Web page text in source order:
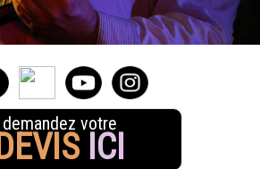
demandez votre
DEVIS ICI